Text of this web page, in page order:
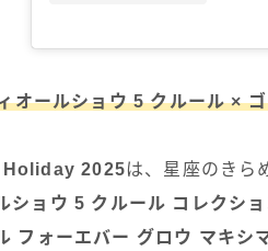
オールショウ 5 クルール ×
Holiday 2025は、星座のきら
ショウ 5 クルール コレクシ
フォーエバー グロウ マキシ